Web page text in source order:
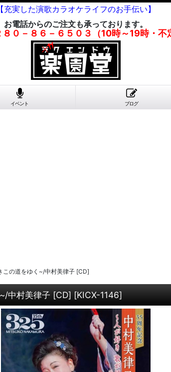
【充実した演歌カラオケライフのお手伝い】
お電話からのご注文も承っております。
０－８６－６５０３（10時～19時・不
イベント ブログ
この道をゆく~/中村美律子 [CD]
中村美律子 [CD] [KICX-1146]